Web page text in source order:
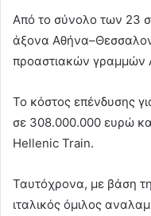
Από το σύνολο των 23
άξονα
προαστιακών γραμμών
Το κόστος επένδυσης
σε 308.000.000 ευρώ
Hellenic Train.
Ταυτόχρονα, με βάση
ιταλικός όμιλος